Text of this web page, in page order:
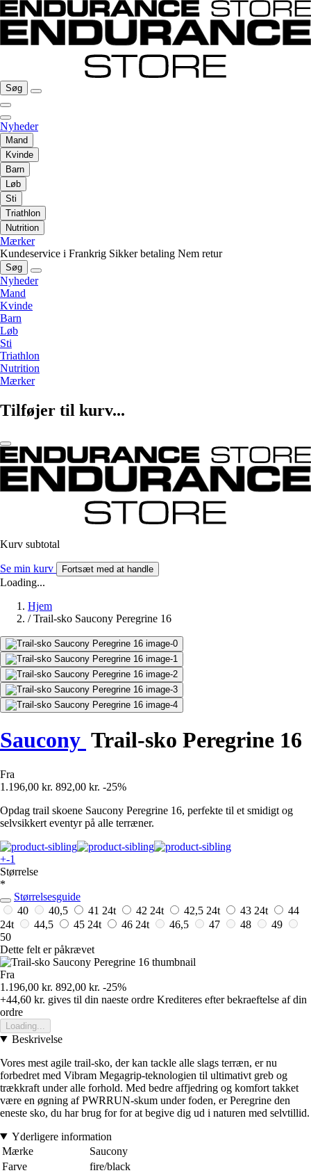
Søg
Nyheder
Mand
Kvinde
Barn
Løb
Sti
Triathlon
Nutrition
Mærker
Kundeservice i Frankrig Sikker betaling Nem retur
Søg
Nyheder
Mand
Kvinde
Barn
Løb
Sti
Triathlon
Nutrition
Mærker
Tilføjer til kurv...
Kurv subtotal
Se min kurv Fortsæt med at handle
Loading...
Hjem
/ Trail-sko Saucony Peregrine 16
Saucony Trail-sko Peregrine 16
Fra
1.196,00 kr. 892,00 kr. -25%
Opdag trail skoene Saucony Peregrine 16, perfekte til et smidigt og
selvsikkert eventyr på alle terræner.
+-1
Størrelse
*
Størrelsesguide
40
40,5 41 24t 42 24t 42,5 24t 43 24t
44
24t
44,5 45 24t 46 24t 46,5 47 48
49
50
Dette felt er påkrævet
Fra
1.196,00 kr. 892,00 kr. -25%
+44,60 kr. gives til din naeste ordre Krediteres efter bekraeftelse af din
ordre
Loading...
Beskrivelse
Vores mest agile trail-sko, der kan tackle alle slags terræn, er nu
forbedret med Vibram Megagrip-teknologien til ultimativt greb og
trækkraft under alle forhold. Med bedre affjedring og komfort takket
være en øgning af PWRRUN-skum under foden, er Peregrine den
eneste sko, du har brug for for at begive dig ud i naturen med selvtillid.
Yderligere information
Mærke
Saucony
Farve
fire/black